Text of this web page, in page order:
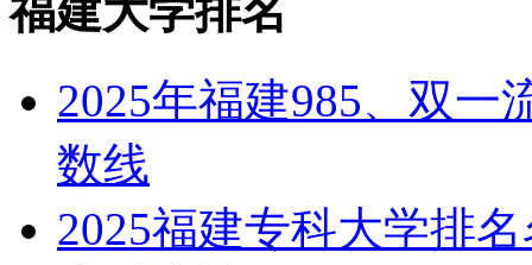
福建大学排名
2025年福建985、双一
数线‌‌‌‌
2025福建专科大学排